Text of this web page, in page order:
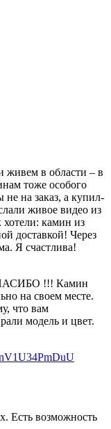
живем в области – в
тоже особого
на заказ, а купил-
живое видео из
хотели: камин из
доставкой! Через
Я счастлива!
!!! Камин
на своем месте.
что вам
модель и цвет.
Есть возможность